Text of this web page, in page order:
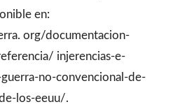
en:
org/documentacion-
injerencias-e-
no-convencional-de-
los-eeuu/.